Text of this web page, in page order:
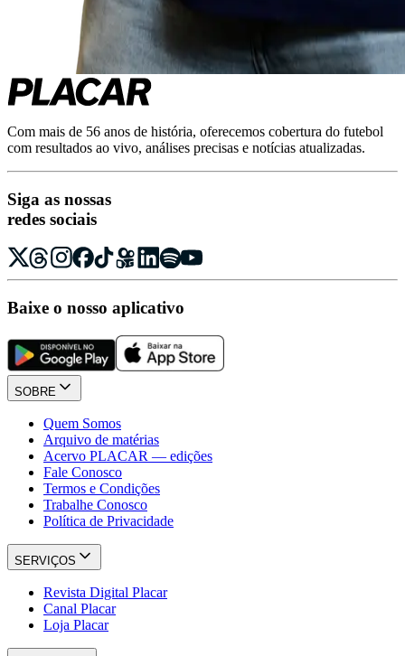
Com mais de 56 anos de história, oferecemos cobertura do futebol
com resultados ao vivo, análises precisas e notícias atualizadas.
Siga as nossas
redes sociais
Baixe o nosso aplicativo
SOBRE
Quem Somos
Arquivo de matérias
Acervo PLACAR — edições
Fale Conosco
Termos e Condições
Trabalhe Conosco
Política de Privacidade
SERVIÇOS
Revista Digital Placar
Canal Placar
Loja Placar